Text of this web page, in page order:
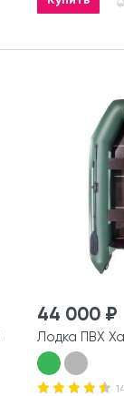
44 000 ₽
Лодка ПВХ